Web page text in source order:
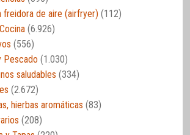
freidora de aire (airfryer) (112)
(6.926)
(556)
Pescado (1.030)
saludables (334)
(2.672)
hierbas aromáticas (83)
(208)